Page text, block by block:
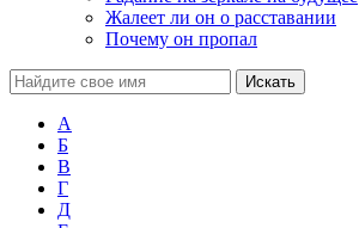
Жалеет ли он о расставании
Почему он пропал
А
Б
В
Г
Д